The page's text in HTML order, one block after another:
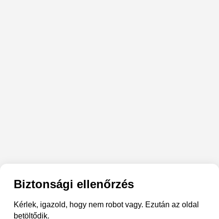
Biztonsági ellenőrzés
Kérlek, igazold, hogy nem robot vagy. Ezután az oldal
betöltődik.